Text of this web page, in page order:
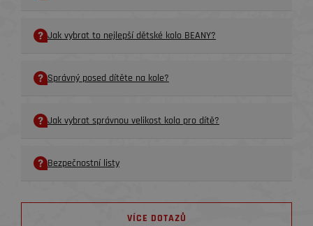
Jak vybrat to nejlepší dětské kolo BEANY?
Správný posed dítěte na kole?
Jak vybrat správnou velikost kola pro dítě?
Bezpečnostní listy
VÍCE DOTAZŮ